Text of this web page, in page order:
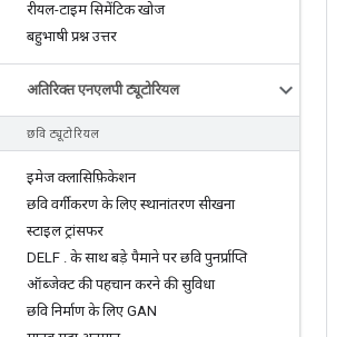
रीयल-टाइम सिमेंटिक खोज
बहुभाषी प्रश्न उत्तर
अतिरिक्त एनएलपी ट्यूटोरियल
छवि ट्यूटोरियल
इमेज क्लासिफ़िकेशन
छवि वर्गीकरण के लिए स्थानांतरण सीखना
स्टाइल ट्रांसफर
DELF . के साथ बड़े पैमाने पर छवि पुनर्प्राप्ति
ऑब्जेक्ट की पहचान करने की सुविधा
छवि निर्माण के लिए GAN